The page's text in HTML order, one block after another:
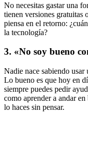
No necesitas gastar una
tienen versiones gratuitas
piensa en el retorno:
la tecnología?
3. «No soy bueno
Nadie nace sabiendo
Lo bueno es que hoy en
siempre puedes pedir
como aprender a andar
lo haces sin pensar.